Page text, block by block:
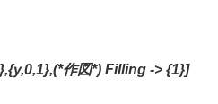
作図*) Filling -> {1}]